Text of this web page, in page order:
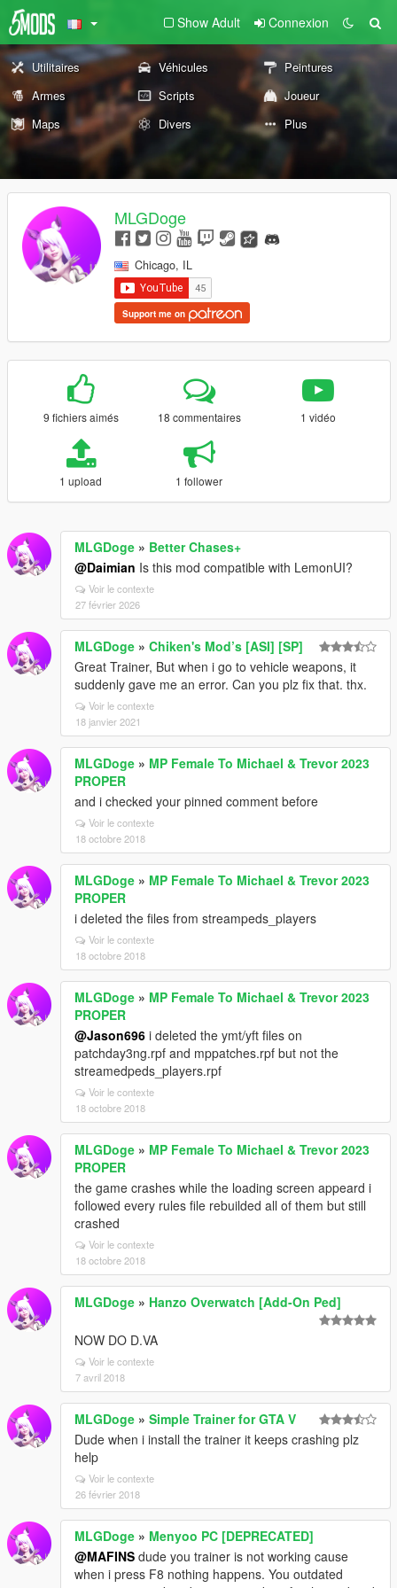
Show Adult Connexion
Utilitaires Véhicules
Peintures
Armes
Scripts
Joueur
Maps
Divers Plus
MLGDoge
Chicago, IL
Support me on
9 fichiers aimés 18 commentaires 1 vidéo
1 upload 1 follower
MLGDoge » Better Chases+
@Daimian Is this mod compatible with LemonUI?
Voir le contexte
27 février 2026
MLGDoge » Chiken's Mod’s [ASI] [SP]
Great Trainer, But when i go to vehicle weapons, it
suddenly gave me an error. Can you plz fix that. thx.
Voir le contexte
18 janvier 2021
MLGDoge » MP Female To Michael & Trevor 2023
PROPER
and i checked your pinned comment before
Voir le contexte
18 octobre 2018
MLGDoge » MP Female To Michael & Trevor 2023
PROPER
i deleted the files from streampeds_players
Voir le contexte
18 octobre 2018
MLGDoge » MP Female To Michael & Trevor 2023
PROPER
@Jason696 i deleted the ymt/yft files on
patchday3ng.rpf and mppatches.rpf but not the
streamedpeds_players.rpf
Voir le contexte
18 octobre 2018
MLGDoge » MP Female To Michael & Trevor 2023
PROPER
the game crashes while the loading screen appeard i
followed every rules file rebuilded all of them but still
crashed
Voir le contexte
18 octobre 2018
MLGDoge » Hanzo Overwatch [Add-On Ped]
NOW DO D.VA
Voir le contexte
7 avril 2018
MLGDoge » Simple Trainer for GTA V
Dude when i install the trainer it keeps crashing plz
help
Voir le contexte
26 février 2018
MLGDoge » Menyoo PC [DEPRECATED]
@MAFINS dude you trainer is not working cause
when i press F8 nothing happens. You outdated